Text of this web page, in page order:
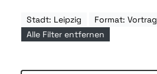
Stadt: Leipzig
Format: Vortrag
Alle Filter entfernen